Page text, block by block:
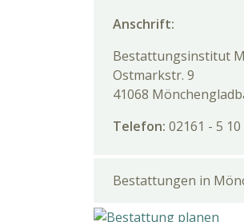
Anschrift:
Bestattungsinstitut
Ostmarkstr. 9
41068
Telefon: 02161 - 5 10
Bestattungen in